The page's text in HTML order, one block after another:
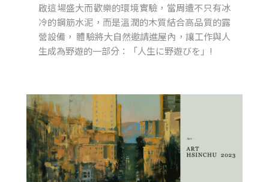
啟這場盛大而歡樂的環境實驗，當周遭不只有冰
冷的鋼筋水泥，而是溫潤的木質結合高品質的露
營設備， 體驗將大自然邀請進屋內，讓工作與人
生成為野遊的一部分：「人生に野遊びを」!